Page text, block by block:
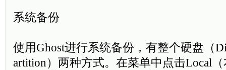
系统备份
使用Ghost进行系统备份，有整个硬盘（
artition）两种方式。在菜单中点击Local